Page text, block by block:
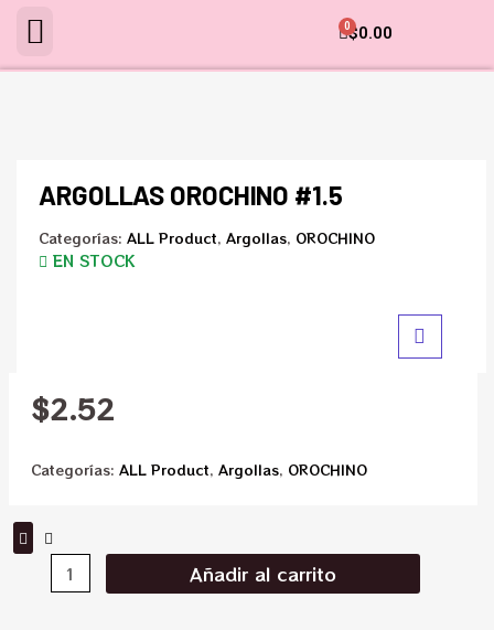
$0.00
0
ARGOLLAS OROCHINO #1.5
Categorías: ALL Product, Argollas, OROCHINO
EN STOCK
$2.52
Categorías: ALL Product, Argollas, OROCHINO
Añadir al carrito